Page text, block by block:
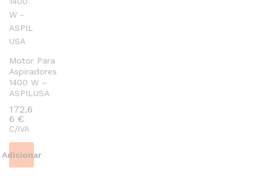
Motor Para
Aspiradores
1400 W –
ASPILUSA
172,6
6 €
C/IVA
Adicionar